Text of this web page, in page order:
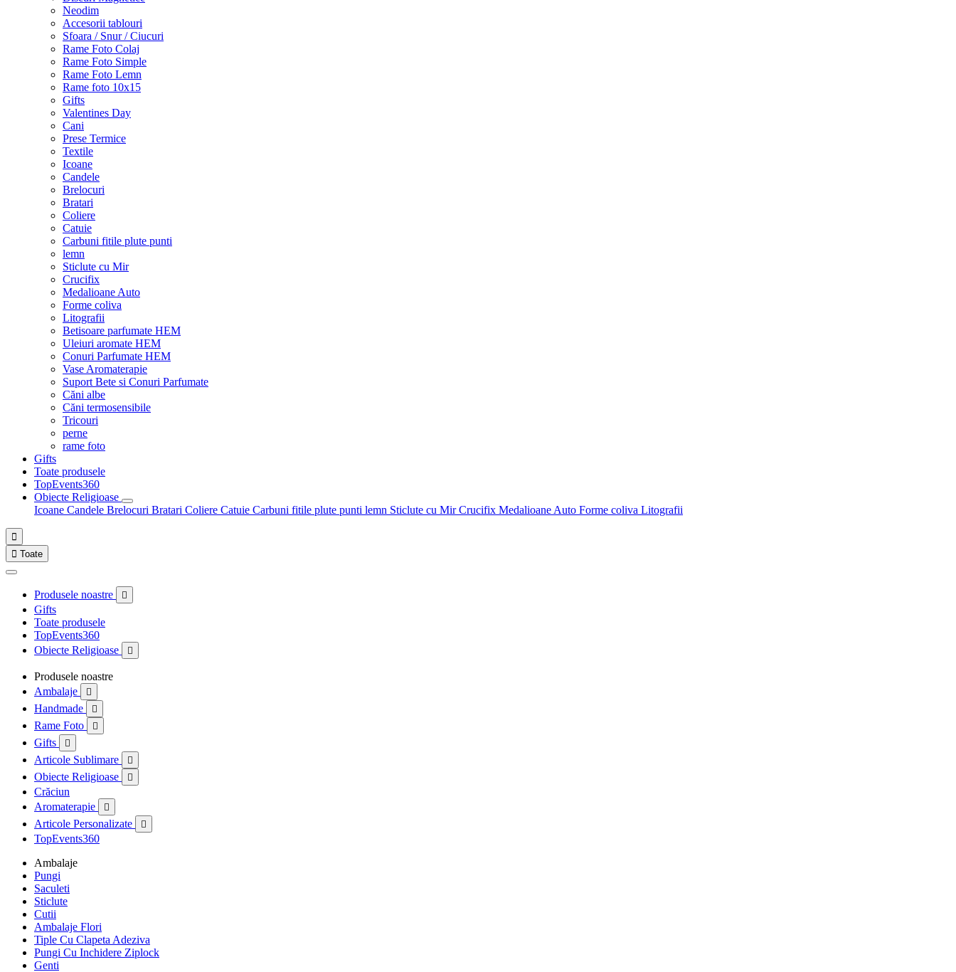
Neodim
Accesorii tablouri
Sfoara / Snur / Ciucuri
Rame Foto Colaj
Rame Foto Simple
Rame Foto Lemn
Rame foto 10x15
Gifts
Valentines Day
Cani
Prese Termice
Textile
Icoane
Candele
Brelocuri
Bratari
Coliere
Catuie
Carbuni fitile plute punti
lemn
Sticlute cu Mir
Crucifix
Medalioane Auto
Forme coliva
Litografii
Betisoare parfumate HEM
Uleiuri aromate HEM
Conuri Parfumate HEM
Vase Aromaterapie
Suport Bete si Conuri Parfumate
Căni albe
Căni termosensibile
Tricouri
perne
rame foto
Gifts
Toate produsele
TopEvents360
Obiecte Religioase
Icoane Candele Brelocuri Bratari Coliere Catuie Carbuni fitile plute punti lemn Sticlute cu MirCrucifix Medalioane Auto Forme coliva Litografii

 Toate
Produsele noastre 
Gifts
Toate produsele
TopEvents360
Obiecte Religioase

Produsele noastre
Ambalaje

Handmade 
Rame Foto 
Gifts 
Articole Sublimare 
Obiecte Religioase 
Crăciun
Aromaterapie

Articole Personalizate 
TopEvents360
Ambalaje
Pungi
Saculeti
Sticlute
Cutii
Ambalaje Flori
Tiple Cu Clapeta Adeziva
Pungi Cu Inchidere Ziplock
Genti